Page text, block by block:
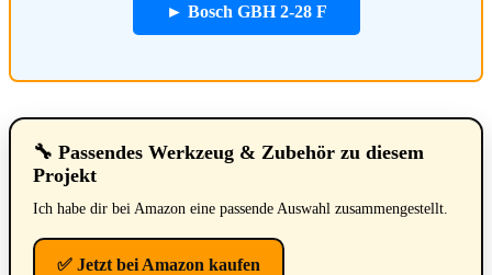
► Bosch GBH 2-28 F
🔧 Passendes Werkzeug & Zubehör zu diesem
Projekt
Ich habe dir bei Amazon eine passende Auswahl zusammengestellt.
✅ Jetzt bei Amazon kaufen